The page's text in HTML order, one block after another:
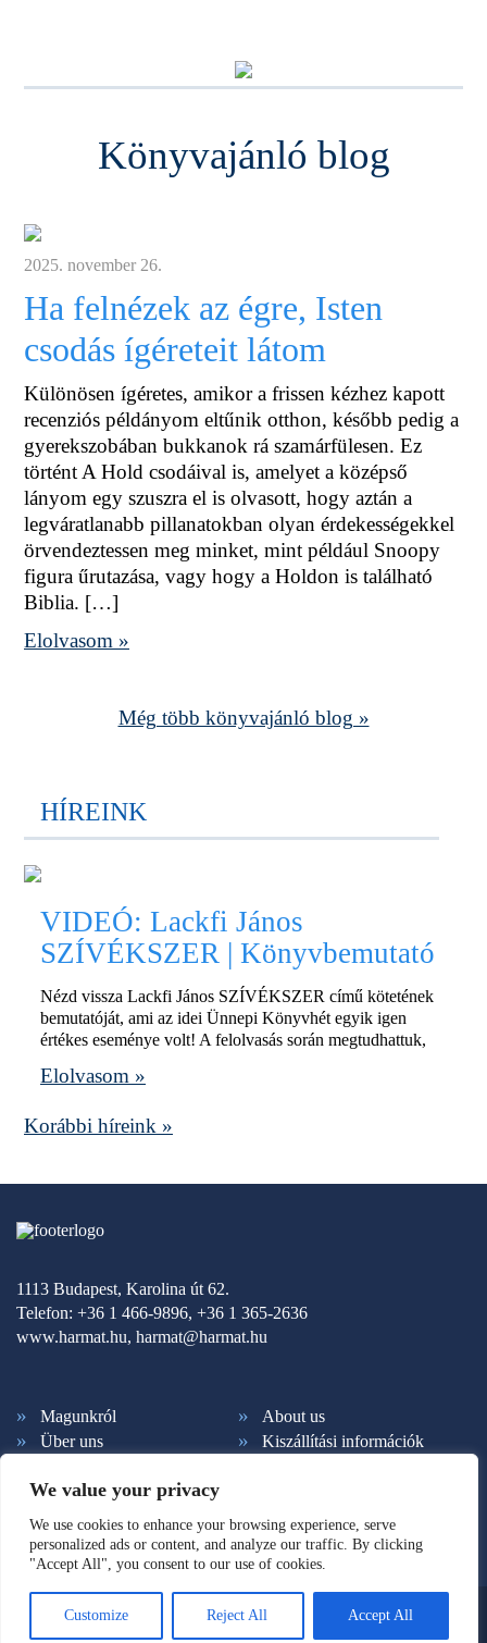
We value your privacy
We use cookies to enhance your browsing experience, serve
personalized ads or content, and analyze our traffic. By clicking
"Accept All", you consent to our use of cookies.
Customize Reject All Accept All
Könyvajánló blog
2025. november 26.
Ha felnézek az égre, Isten
csodás ígéreteit látom
Különösen ígéretes, amikor a frissen kézhez kapott
recenziós példányom eltűnik otthon, később pedig a
gyerekszobában bukkanok rá szamárfülesen. Ez
történt A Hold csodáival is, amelyet a középső
lányom egy szuszra el is olvasott, hogy aztán a
legváratlanabb pillanatokban olyan érdekességekkel
örvendeztessen meg minket, mint például Snoopy
figura űrutazása, vagy hogy a Holdon is található
Biblia. […]
Elolvasom »
Még több könyvajánló blog »
HÍREINK
VIDEÓ: Lackfi János
SZÍVÉKSZER | Könyvbemutató
Nézd vissza Lackfi János SZÍVÉKSZER című kötetének
bemutatóját, ami az idei Ünnepi Könyvhét egyik igen
értékes eseménye volt! A felolvasás során megtudhattuk,
Elolvasom »
Korábbi híreink »
1113 Budapest, Karolina út 62.
Telefon: +36 1 466-9896, +36 1 365-2636
www.harmat.hu, harmat@harmat.hu
Magunkról
About us
Über uns
Kiszállítási információk
Ált. szerződési feltételek
Hírlevél feliratkozás
Süti beállítások
© Copyright 2026. Harmat Kiadó. Minden jog fenntartva.
Honlaptervezés: Kreatív Vonalak